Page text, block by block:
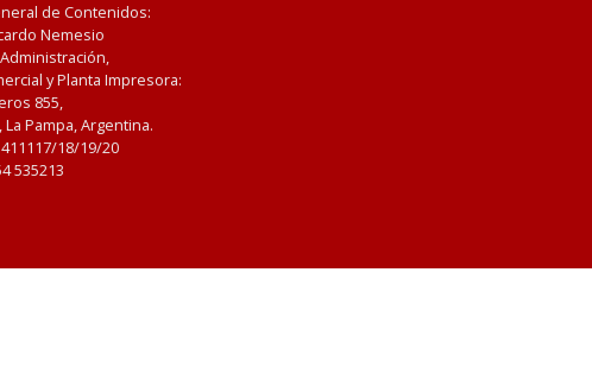
de Contenidos:
Nemesio
y Planta Impresora:
855,
La Pampa, Argentina.
411117/18/19/20
535213